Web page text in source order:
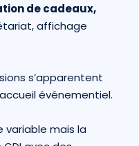
de cadeaux,
affichage
s’apparentent
événementiel.
variable mais la